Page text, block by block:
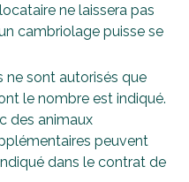
ne laissera pas
cambriolage puisse se
ne sont autorisés que
le nombre est indiqué.
des animaux
peuvent
dans le contrat de